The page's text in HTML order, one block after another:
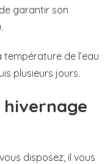
garantir son
de l’eau
plusieurs jours.
disposez, il vous